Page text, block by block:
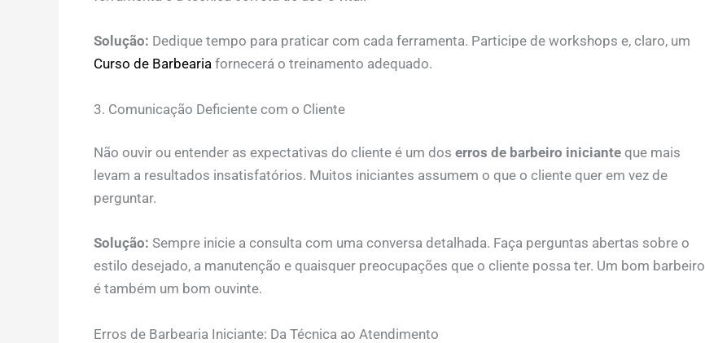
Solução: Dedique tempo para praticar com cada ferramenta. Participe de workshops e, claro, um
Curso de Barbeariafornecerá o treinamento adequado.
3. Comunicação Deficiente com o Cliente
Não ouvir ou entender as expectativas do cliente é um dos erros de barbeiro inicianteque mais
levam a resultados insatisfatórios. Muitos iniciantes assumem o que o cliente quer em vez de
perguntar.
Solução: Sempre inicie a consulta com uma conversa detalhada. Faça perguntas abertas sobre o
estilo desejado, a manutenção e quaisquer preocupações que o cliente possa ter. Um bom barbeiro
é também um bom ouvinte.
Erros de Barbearia Iniciante: Da Técnica ao Atendimento